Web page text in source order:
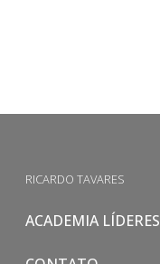
RICARDO TAVARES
ACADEMIA LÍDERES